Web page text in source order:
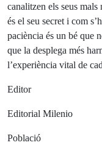
canalitzen els seus
és el seu secret i com
paciència és un bé que
que la desplega més
l’experiència vital de
Editor
Editorial Milenio
Població